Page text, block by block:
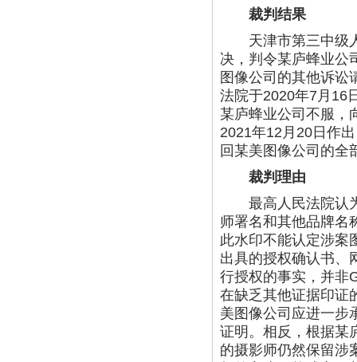
裁判结果
天津市第三中级人
决，判令某庐蜂业公
图像公司的其他诉讼
法院于2020年7月16
某庐蜂业公司不服，
2021年12月20日作
回某美图像公司的全
裁判理由
最高人民法院认为
师署名和其他品牌名
此水印不能认定涉案
出具的授权确认书、
行授权的事实，并非
在缺乏其他证据印证
美图像公司应进一步
证明。相反，根据某
的摄影师仍然保留涉